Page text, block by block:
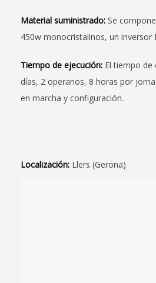
Material suministrado: Se
450w monocristalinos, un inversor
Tiempo de ejecución: El tiempo de
días, 2 operarios, 8 horas por
en marcha y configuración.
Localización: Llers (Gerona)